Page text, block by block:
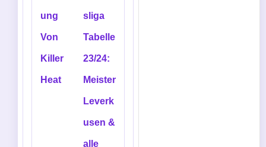
ung
Von
Killer
Heat
sliga
Tabelle
23/24:
Meister
Leverk
usen &
alle